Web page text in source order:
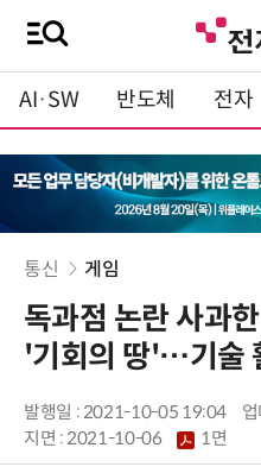
AI·SW 반도체 전자
통신 게임
독과점 논란 사과
'기회의 땅'…기술
발행일 : 2021-10-05 19:04
지면 :2021-10-06 1면